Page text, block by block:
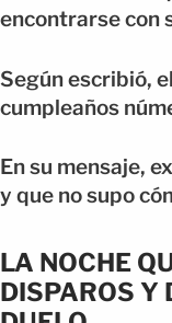
encontrarse con
Según escribió,
cumpleaños
En su mensaje,
y que no supo
LA NOCHE
DISPAROS Y